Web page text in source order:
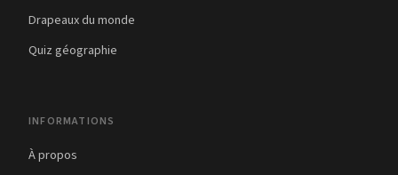
Drapeaux du monde
Quiz géographie
INFORMATIONS
À propos